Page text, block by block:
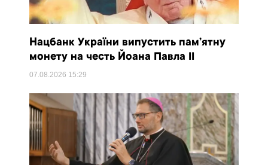
Нацбанк України випустить пам’ятну
монету на честь Йоана Павла II
07.08.2026 15:29